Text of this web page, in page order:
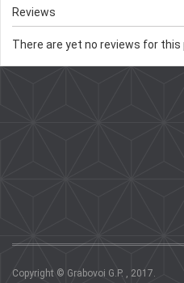
Reviews
There are yet no reviews for this
Copyright © Grabovoi G.P. , 2017.